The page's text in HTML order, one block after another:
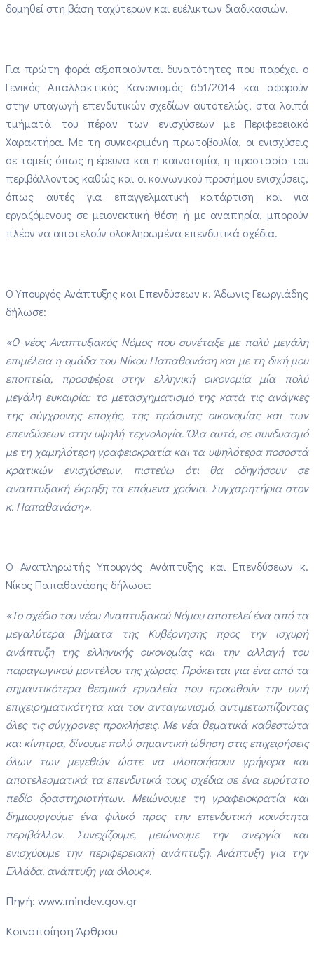
δομηθεί στη βάση ταχύτερων και ευέλικτων διαδικασιών.
Για πρώτη φορά αξιοποιούνται δυνατότητες που παρέχει ο
Γενικός Απαλλακτικός Κανονισμός 651/2014 και αφορούν
στην υπαγωγή επενδυτικών σχεδίων αυτοτελώς, στα λοιπά
τμήματά του πέραν των ενισχύσεων με Περιφερειακό
Χαρακτήρα. Με τη συγκεκριμένη πρωτοβουλία, οι ενισχύσεις
σε τομείς όπως η έρευνα και η καινοτομία, η προστασία του
περιβάλλοντος καθώς και οι κοινωνικού προσήμου ενισχύσεις,
όπως αυτές για επαγγελματική κατάρτιση και για
εργαζόμενους σε μειονεκτική θέση ή με αναπηρία, μπορούν
πλέον να αποτελούν ολοκληρωμένα επενδυτικά σχέδια.
Ο Υπουργός Ανάπτυξης και Επενδύσεων κ. Άδωνις Γεωργιάδης
δήλωσε:
«Ο νέος Αναπτυξιακός Νόμος που συνέταξε με πολύ μεγάλη
επιμέλεια η ομάδα του Νίκου Παπαθανάση και με τη δική μου
εποπτεία, προσφέρει στην ελληνική οικονομία μία πολύ
μεγάλη ευκαιρία: το μετασχηματισμό της κατά τις ανάγκες
της σύγχρονης εποχής, της πράσινης οικονομίας και των
επενδύσεων στην υψηλή τεχνολογία. Όλα αυτά, σε συνδυασμό
με τη χαμηλότερη γραφειοκρατία και τα υψηλότερα ποσοστά
κρατικών ενισχύσεων, πιστεύω ότι θα οδηγήσουν σε
αναπτυξιακή έκρηξη τα επόμενα χρόνια. Συγχαρητήρια στον
κ. Παπαθανάση».
Ο Αναπληρωτής Υπουργός Ανάπτυξης και Επενδύσεων κ.
Νίκος Παπαθανάσης δήλωσε:
«Το σχέδιο του νέου Αναπτυξιακού Νόμου αποτελεί ένα από τα
μεγαλύτερα βήματα της Κυβέρνησης προς την ισχυρή
ανάπτυξη της ελληνικής οικονομίας και την αλλαγή του
παραγωγικού μοντέλου της χώρας. Πρόκειται για ένα από τα
σημαντικότερα θεσμικά εργαλεία που προωθούν την υγιή
επιχειρηματικότητα και τον ανταγωνισμό, αντιμετωπίζοντας
όλες τις σύγχρονες προκλήσεις. Με νέα θεματικά καθεστώτα
και κίνητρα, δίνουμε πολύ σημαντική ώθηση στις επιχειρήσεις
όλων των μεγεθών ώστε να υλοποιήσουν γρήγορα και
αποτελεσματικά τα επενδυτικά τους σχέδια σε ένα ευρύτατο
πεδίο δραστηριοτήτων. Μειώνουμε τη γραφειοκρατία και
δημιουργούμε ένα φιλικό προς την επενδυτική κοινότητα
περιβάλλον. Συνεχίζουμε, μειώνουμε την ανεργία και
ενισχύουμε την περιφερειακή ανάπτυξη. Ανάπτυξη για την
Ελλάδα, ανάπτυξη για όλους».
Πηγή: www.mindev.gov.gr
Κοινοποίηση Άρθρου